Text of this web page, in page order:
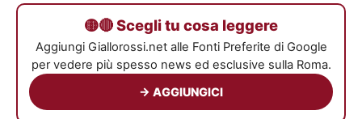
🟡🔴 Scegli tu cosa leggere
Aggiungi Giallorossi.net alle Fonti Preferite di Google
per vedere più spesso news ed esclusive sulla Roma.
→ AGGIUNGICI